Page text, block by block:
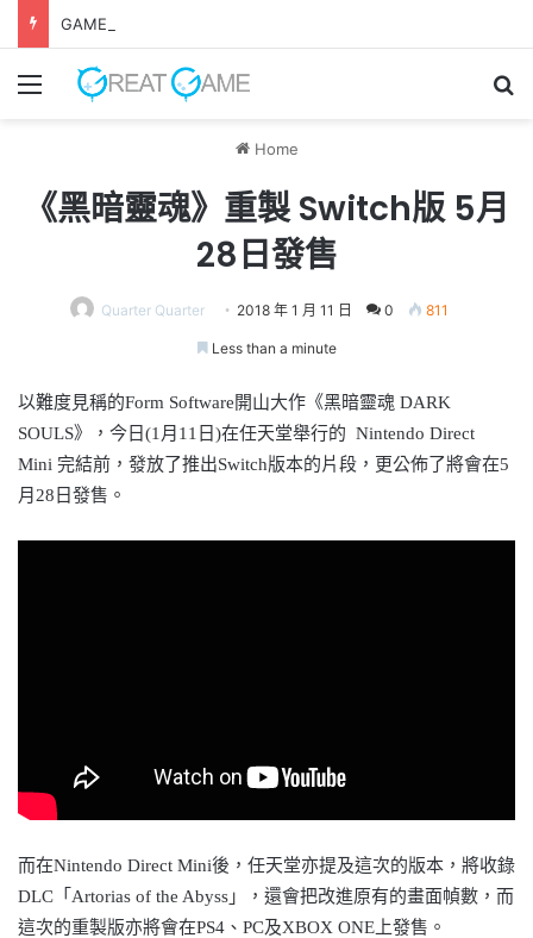
GAME FREAK全新作品《 轉世之獸 》 遊戲今日正式發售！
Menu
Home
《黑暗靈魂》重製 Switch版 5月
28日發售
Quarter Quarter 2018 年 1 月 11 日 0 811
Less than a minute
以難度見稱的Form Software開山大作《黑暗靈魂 DARK
SOULS》，今日(1 月 11 日)在任天堂舉行的 Nintendo Direct
Mini 完結前，發放了推出Switch版本的片段，更公佈了將會在5
月 28 日發售。
而在Nintendo Direct Mini後，任天堂亦提及這次的版本，將收錄
DLC「 Artorias of the Abyss 」
，還會把改進原有的畫面幀數，而
這次的重製版亦將會在PS4 、 PC及XBOX ONE 上發售。